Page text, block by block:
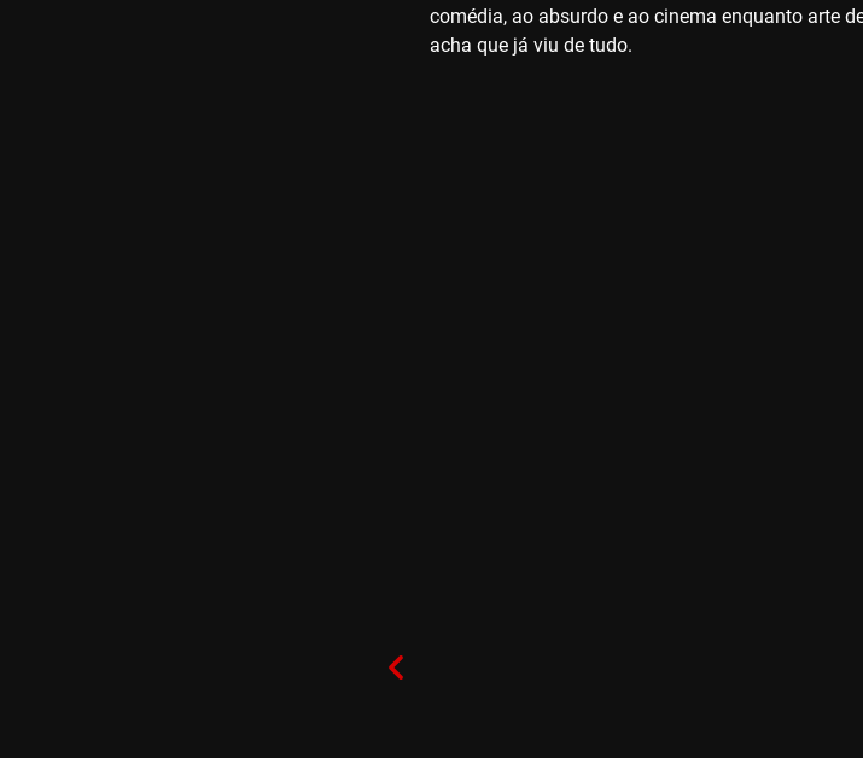
comédia, ao absurdo e ao cinema enquanto arte
acha que já viu de tudo.